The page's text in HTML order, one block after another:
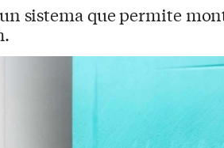
sistema que permite